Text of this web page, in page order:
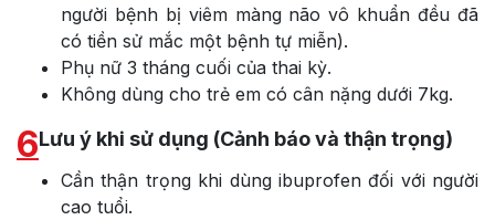
người bệnh bị viêm màng não vô khuẩn đều đã
có tiền sử mắc một bệnh tự miễn).
Phụ nữ 3 tháng cuối của thai kỳ.
Không dùng cho trẻ em có cân nặng dưới 7kg.
6Lưu ý khi sử dụng (Cảnh báo và thận trọng)
Cần thận trọng khi dùng ibuprofen đối với người
cao tuổi.